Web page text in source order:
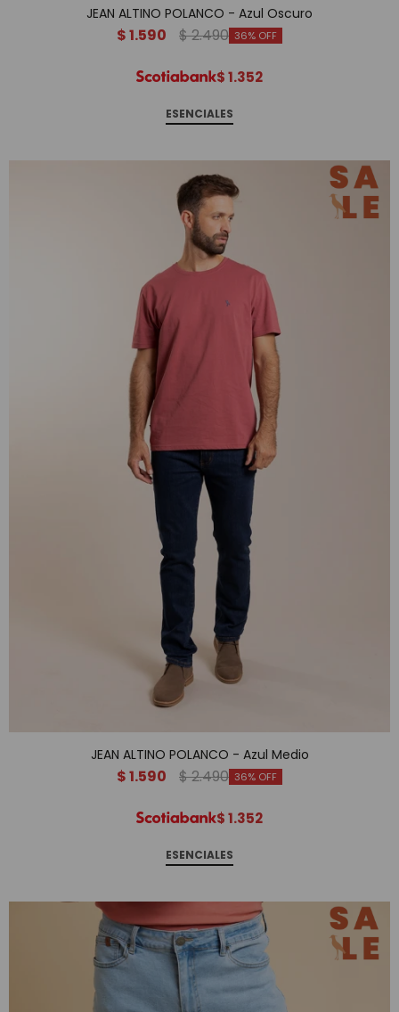
JEAN ALTINO POLANCO - Azul Oscuro
$1.590 $2.490 36
$1.352
ESENCIALES
JEAN ALTINO POLANCO - Azul Medio
$1.590 $2.490 36
$1.352
ESENCIALES